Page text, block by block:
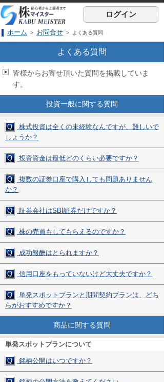
ログイン
ホーム > お問合せ > よくある質問
よくある質問
皆様からお寄せ頂いた質問を掲載していま
す。
投資一般に関する質問
Q
株式投資は全くの未経験なんですが、難しいで
しょうか？
Q 投資資金は最低どのくらい必要ですか？
Q
複数の証券口座で購入しても問題ありません
か？
Q 証券会社はSBI証券だけですか？
Q 株の売買もしてもらえるのですか？
Q 成功報酬はとられますか？
Q 信用口座をもっていないけど大丈夫ですか？
Q
単発スポットプランと期間契約プランは、どち
らがおすすめですか？
商品に関する質問
単発スポットプランについて
Q 銘柄公開はいつですか？